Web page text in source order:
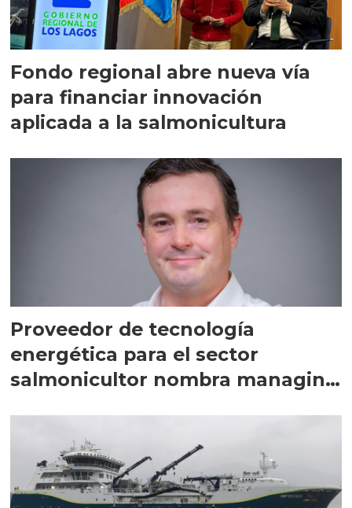
Fondo regional abre nueva vía
para financiar innovación
aplicada a la salmonicultura
Proveedor de tecnología
energética para el sector
salmonicultor nombra managing